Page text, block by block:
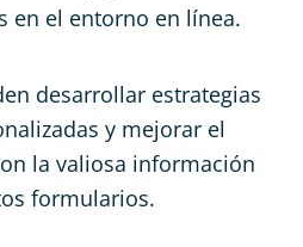
en el entorno en línea.
desarrollar estrategias
y mejorar el
la valiosa información
formularios.